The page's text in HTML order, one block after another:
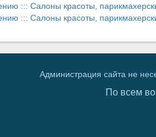
::: Салоны красоты,
::: Салоны красоты,
Администрация сайта не
По всем